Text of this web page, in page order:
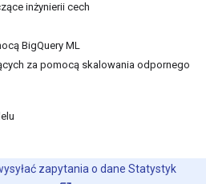
inżynierii cech
BigQuery ML
za pomocą skalowania odpornego
zapytania o dane Statystyk